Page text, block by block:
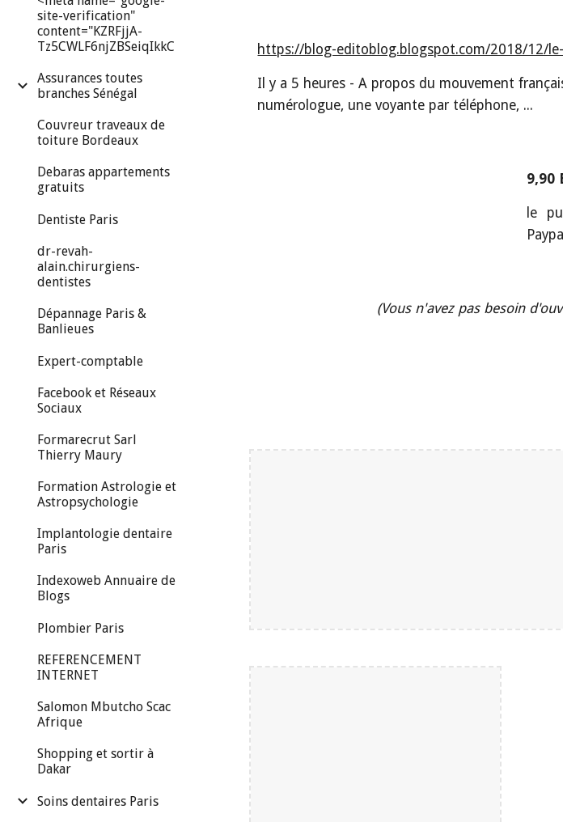
site-verification"
content="KZRFjjA-
Tz5CWLF6njZBSeiqIkkC
Assurances toutes
branches Sénégal
Couvreur traveaux de
toiture Bordeaux
Debaras appartements
gratuits
Dentiste Paris
dr-revah-
alain.chirurgiens-
dentistes
Dépannage Paris &
Banlieues
Expert-comptable
Facebook et Réseaux
Sociaux
Formarecrut Sarl
Thierry Maury
Formation Astrologie et
Astropsychologie
Implantologie dentaire
Paris
Indexoweb Annuaire de
Blogs
Plombier Paris
REFERENCEMENT
INTERNET
Salomon Mbutcho Scac
Afrique
Shopping et sortir à
Dakar
Soins dentaires Paris
https://blog-editoblog.blogspot.com/2018/12/
Il y a 5 heures - A propos du mouvement
numérologue, une voyante par téléphone, ...
9,90
le
(Vous n'avez pas besoin